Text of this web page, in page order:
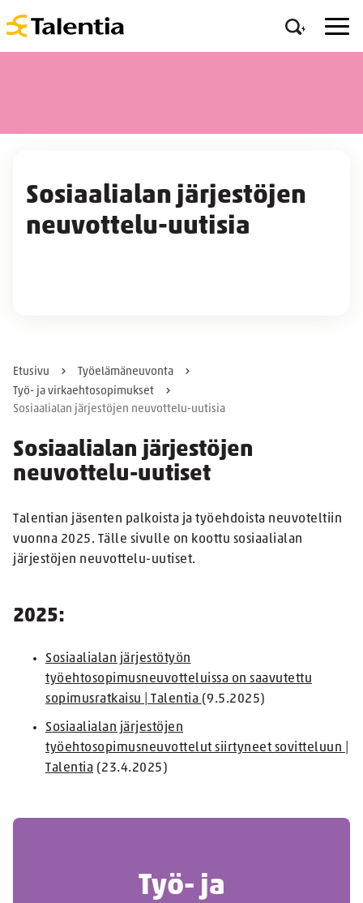
Sosiaalialan järjestöjen
neuvottelu-uutisia
Etusivu
Työelämäneuvonta
Työ- ja virkaehtosopimukset
Sosiaalialan järjestöjen neuvottelu-uutisia
Sosiaalialan järjestöjen
neuvottelu-uutiset
Talentian jäsenten palkoista ja työehdoista neuvoteltiin
vuonna 2025. Tälle sivulle on koottu sosiaalialan
järjestöjen neuvottelu-uutiset.
2025:
Sosiaalialan järjestötyön
työehtosopimusneuvotteluissa on saavutettu
sopimusratkaisu | Talentia (9.5.2025)
Sosiaalialan järjestöjen
työehtosopimusneuvottelut siirtyneet sovitteluun |
Talentia (23.4.2025)
Työ- ja